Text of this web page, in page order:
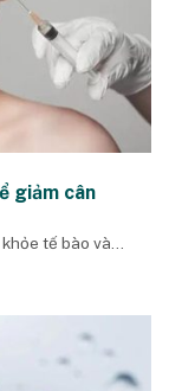
giảm cân
tế bào và...